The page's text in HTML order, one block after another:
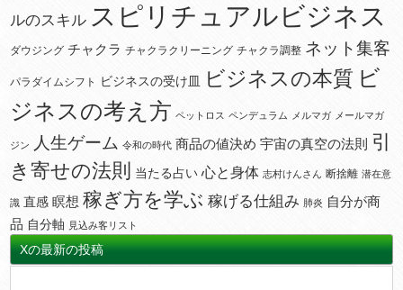
ルのスキル スピリチュアルビジネス
ダウジング チャクラ チャクラクリーニング チャクラ調整 ネット集客
パラダイムシフト ビジネスの受け皿 ビジネスの本質 ビ
ジネスの考え方 ペットロス ペンデュラム メルマガ メールマガ
ジン 人生ゲーム 令和の時代 商品の値決め 宇宙の真空の法則 引
き寄せの法則
当たる占い 心と身体 志村けんさん 断捨離 潜在意
識 直感 瞑想 稼ぎ方を学ぶ 稼げる仕組み 肺炎 自分が商
品 自分軸 見込み客リスト
Xの最新の投稿